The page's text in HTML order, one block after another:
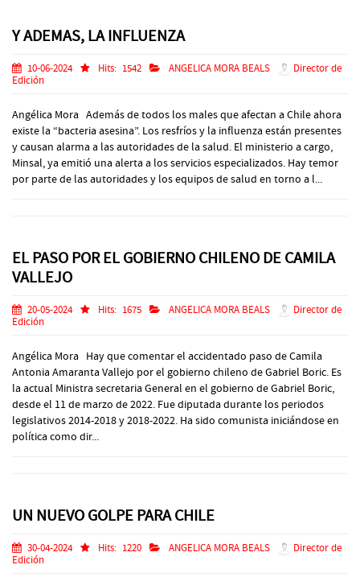
Y ADEMAS, LA INFLUENZA
10-06-2024 Hits: 1542 ANGELICA MORA BEALS
Director de
Edición
Angélica Mora Además de todos los males que afectan a Chile ahora
existe la “bacteria asesina”. Los resfríos y la influenza están presentes
y causan alarma a las autoridades de la salud. El ministerio a cargo,
Minsal, ya emitió una alerta a los servicios especializados. Hay temor
por parte de las autoridades y los equipos de salud en torno a l...
EL PASO POR EL GOBIERNO CHILENO DE CAMILA
VALLEJO
20-05-2024 Hits: 1675 ANGELICA MORA BEALS
Director de
Edición
Angélica Mora Hay que comentar el accidentado paso de Camila
Antonia Amaranta Vallejo por el gobierno chileno de Gabriel Boric. Es
la actual Ministra secretaria General en el gobierno de Gabriel Boric,
desde el 11 de marzo de 2022. Fue diputada durante los periodos
legislativos 2014-2018 y 2018-2022. Ha sido comunista iniciándose en
política como dir...
UN NUEVO GOLPE PARA CHILE
30-04-2024 Hits: 1220 ANGELICA MORA BEALS
Director de
Edición